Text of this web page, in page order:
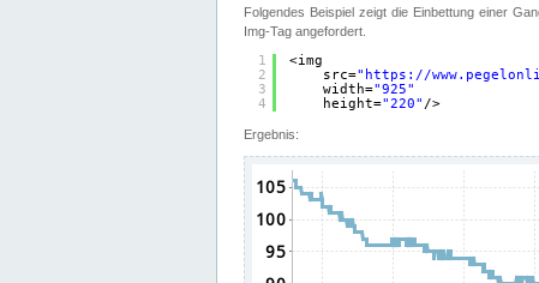
Folgendes Beispiel zeigt die Einbettung einer
Img-Tag angefordert.
1
2
3
4
<img
src=" https://
width="925"
height="220" />
Ergebnis: